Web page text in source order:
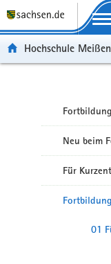
Portalübergreifende
Hochschule
Neu beim
Für
01